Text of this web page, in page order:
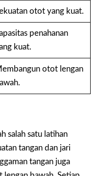
otot yang kuat.
penahanan
kuat.
otot lengan
salah satu latihan
tangan dan jari
tangan juga